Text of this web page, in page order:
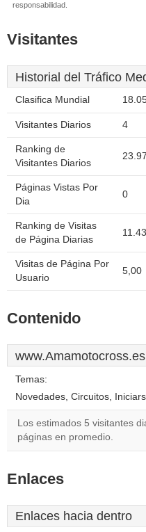
responsabilidad.
Visitantes
Historial del Tráfico
Clasifica Mundial
Visitantes Diarios 4
Ranking de
Visitantes Diarios
Páginas Vistas Por
Dia
0
Ranking de Visitas
de Página Diarias
Visitas de Página Por
Usuario
5,00
Contenido
www.Amamotocross.es
Temas:
Novedades, Circuitos,
Los estimados 5 visitantes
páginas en promedio.
Enlaces
Enlaces hacia dentro